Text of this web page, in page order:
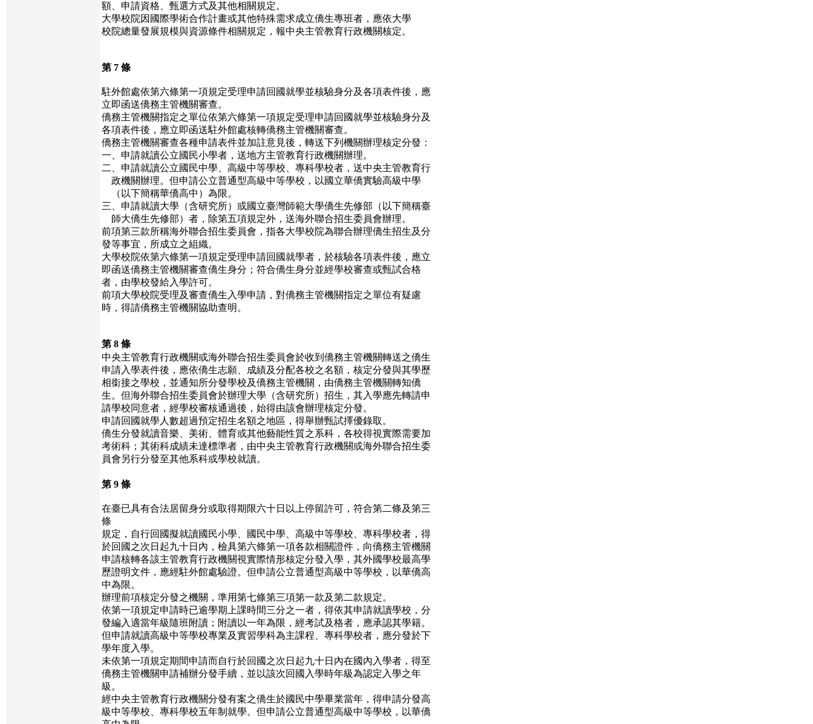
額、申請資格、甄選方式及其他相關規定。
大學校院因國際學術合作計畫或其他特殊需求成立僑生專班者，應依大學
校院總量發展規模與資源條件相關規定，報中央主管教育行政機關核定。
第 7 條
駐外館處依第六條第一項規定受理申請回國就學並核驗身分及各項表件後，應
立即函送僑務主管機關審查。
僑務主管機關指定之單位依第六條第一項規定受理申請回國就學並核驗身分及
各項表件後，應立即函送駐外館處核轉僑務主管機關審查。
僑務主管機關審查各種申請表件並加註意見後，轉送下列機關辦理核定分發：
一、申請就讀公立國民小學者，送地方主管教育行政機關辦理。
二、申請就讀公立國民中學、高級中等學校、專科學校者，送中央主管教育行
政機關辦理。但申請公立普通型高級中等學校，以國立華僑實驗高級中學
（以下簡稱華僑高中）為限。
三、申請就讀大學（含研究所）或國立臺灣師範大學僑生先修部（以下簡稱臺
師大僑生先修部）者，除第五項規定外，送海外聯合招生委員會辦理。
前項第三款所稱海外聯合招生委員會，指各大學校院為聯合辦理僑生招生及分
發等事宜，所成立之組織。
大學校院依第六條第一項規定受理申請回國就學者，於核驗各項表件後，應立
即函送僑務主管機關審查僑生身分；符合僑生身分並經學校審查或甄試合格
者，由學校發給入學許可。
前項大學校院受理及審查僑生入學申請，對僑務主管機關指定之單位有疑慮
時，得請僑務主管機關協助查明。
第 8 條
中央主管教育行政機關或海外聯合招生委員會於收到僑務主管機關轉送之僑生
申請入學表件後，應依僑生志願、成績及分配各校之名額，核定分發與其學歷
相銜接之學校，並通知所分發學校及僑務主管機關，由僑務主管機關轉知僑
生。但海外聯合招生委員會於辦理大學（含研究所）招生，其入學應先轉請申
請學校同意者，經學校審核通過後，始得由該會辦理核定分發。
申請回國就學人數超過預定招生名額之地區，得舉辦甄試擇優錄取。
僑生分發就讀音樂、美術、體育或其他藝能性質之系科，各校得視實際需要加
考術科；其術科成績未達標準者，由中央主管教育行政機關或海外聯合招生委
員會另行分發至其他系科或學校就讀。
第 9 條
在臺已具有合法居留身分或取得期限六十日以上停留許可，符合第二條及第三
條
規定，自行回國擬就讀國民小學、國民中學、高級中等學校、專科學校者，得
於回國之次日起九十日內，檢具第六條第一項各款相關證件，向僑務主管機關
申請核轉各該主管教育行政機關視實際情形核定分發入學，其外國學校最高學
歷證明文件，應經駐外館處驗證。但申請公立普通型高級中等學校，以華僑高
中為限。
辦理前項核定分發之機關，準用第七條第三項第一款及第二款規定。
依第一項規定申請時已逾學期上課時間三分之一者，得依其申請就讀學校，分
發編入適當年級隨班附讀；附讀以一年為限，經考試及格者，應承認其學籍。
但申請就讀高級中等學校專業及實習學科為主課程、專科學校者，應分發於下
學年度入學。
未依第一項規定期間申請而自行於回國之次日起九十日內在國內入學者，得至
僑務主管機關申請補辦分發手續，並以該次回國入學時年級為認定入學之年
級。
經中央主管教育行政機關分發有案之僑生於國民中學畢業當年，得申請分發高
級中等學校、專科學校五年制就學。但申請公立普通型高級中等學校，以華僑